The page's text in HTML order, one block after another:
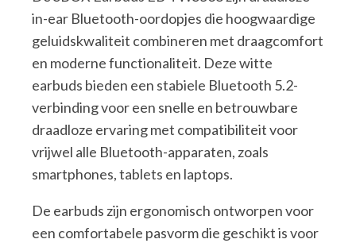
in-ear Bluetooth-oordopjes die hoogwaardige
geluidskwaliteit combineren met draagcomfort
en moderne functionaliteit. Deze witte
earbuds bieden een stabiele Bluetooth 5.2-
verbinding voor een snelle en betrouwbare
draadloze ervaring met compatibiliteit voor
vrijwel alle Bluetooth-apparaten, zoals
smartphones, tablets en laptops.
De earbuds zijn ergonomisch ontworpen voor
een comfortabele pasvorm die geschikt is voor